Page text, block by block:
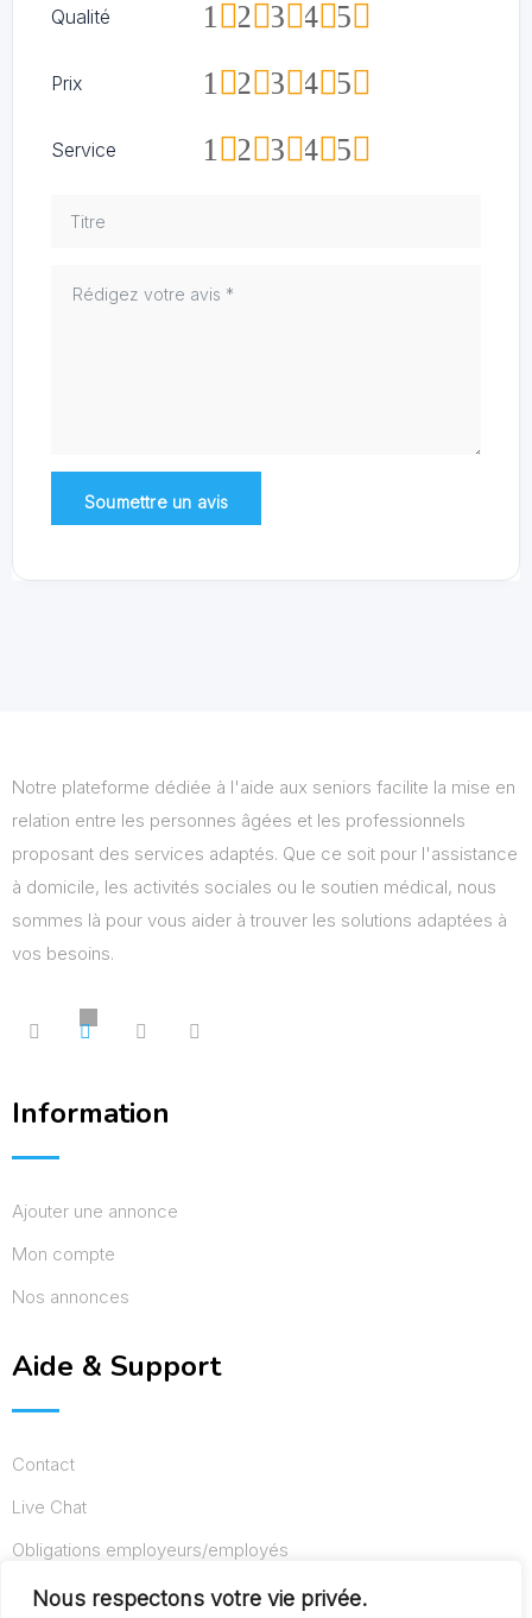
Nous respectons votre vie privée.
Qualité 5
4
3
2
1
Prix 5
4
3
2
1
Service 5
4
3
2
1
Notre plateforme dédiée à l'aide aux seniors facilite la mise en
relation entre les personnes âgées et les professionnels
proposant des services adaptés. Que ce soit pour l'assistance
à domicile, les activités sociales ou le soutien médical, nous
sommes là pour vous aider à trouver les solutions adaptées à
vos besoins.
Information
Ajouter une annonce
Mon compte
Nos annonces
Aide & Support
Contact
Live Chat
Obligations employeurs/employés
Conditions d’utilisation